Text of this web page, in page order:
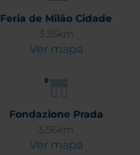
Feria de Milão Cidade
3.35km
Ver mapa
Fondazione Prada
3.56km
Ver mapa